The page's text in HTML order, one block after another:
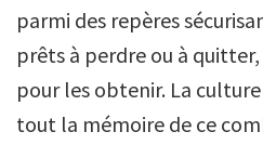
parmi des repères
prêts à perdre ou à
pour les obtenir. La
tout la mémoire de ce